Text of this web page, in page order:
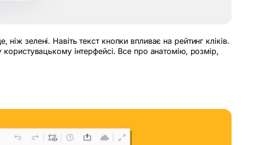
зелені. Навіть текст кнопки впливає на рейтинг кліків.
інтерфейсі. Все про анатомію, розмір,